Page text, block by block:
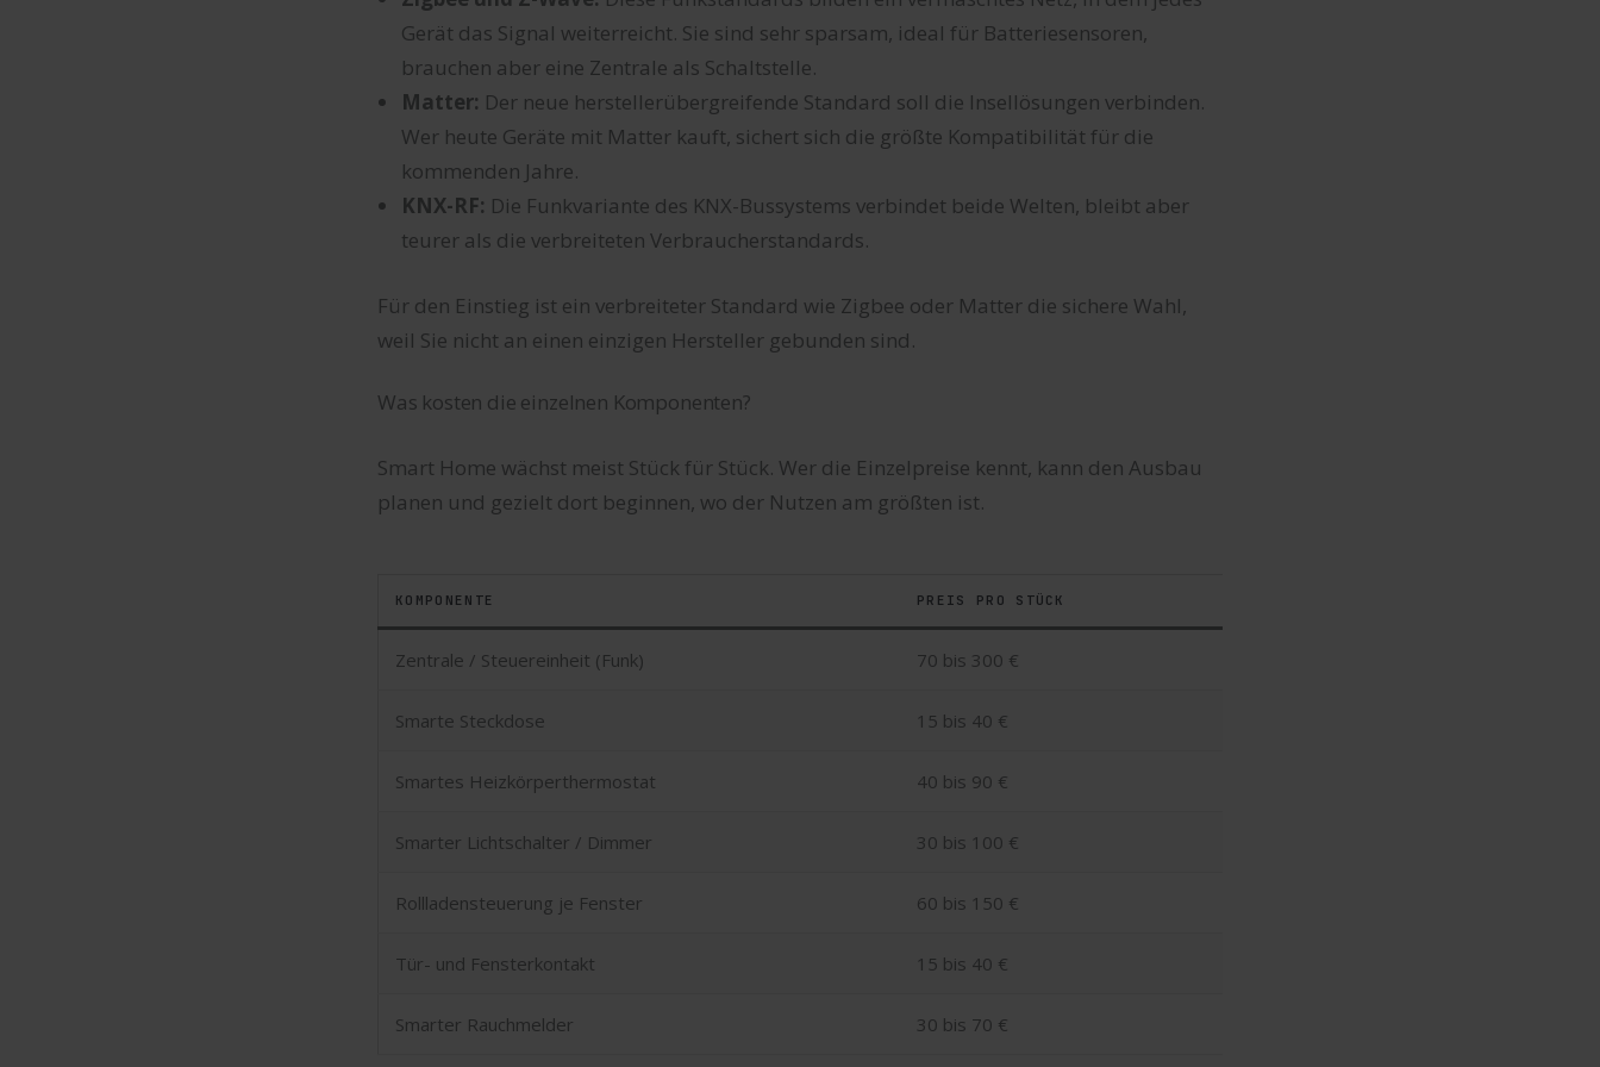
Gerät das Signal weiterreicht. Sie sind sehr sparsam, ideal für Batteriesensoren,
brauchen aber eine Zentrale als Schaltstelle.
Matter: Der neue herstellerübergreifende Standard soll die Insellösungen verbinden.
Wer heute Geräte mit Matter kauft, sichert sich die größte Kompatibilität für die
kommenden Jahre.
KNX-RF: Die Funkvariante des KNX-Bussystems verbindet beide Welten, bleibt aber
teurer als die verbreiteten Verbraucherstandards.
Für den Einstieg ist ein verbreiteter Standard wie Zigbee oder Matter die sichere Wahl,
weil Sie nicht an einen einzigen Hersteller gebunden sind.
Was kosten die einzelnen Komponenten?
Smart Home wächst meist Stück für Stück. Wer die Einzelpreise kennt, kann den Ausbau
planen und gezielt dort beginnen, wo der Nutzen am größten ist.
KOMPONENTE PREIS PRO STÜCK
Zentrale / Steuereinheit (Funk) 70 bis 300 €
Smarte Steckdose 15 bis 40 €
Smartes Heizkörperthermostat 40 bis 90 €
Smarter Lichtschalter / Dimmer 30 bis 100 €
Rollladensteuerung je Fenster 60 bis 150 €
Tür- und Fensterkontakt 15 bis 40 €
Smarter Rauchmelder 30 bis 70 €